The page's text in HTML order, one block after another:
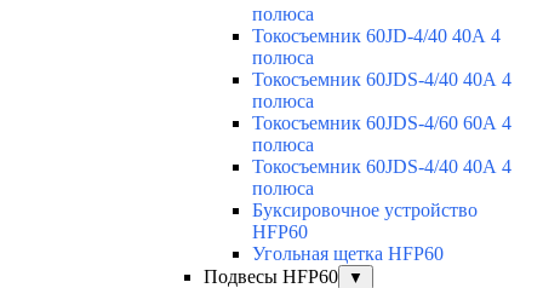
полюса
Токосъемник 60JD-4/40 40А 4
полюса
Токосъемник 60JDS-4/40 40А 4
полюса
Токосъемник 60JDS-4/60 60А 4
полюса
Токосъемник 60JDS-4/40 40А 4
полюса
Буксировочное устройство
HFP60
Угольная щетка HFP60
Подвесы HFP60
▼